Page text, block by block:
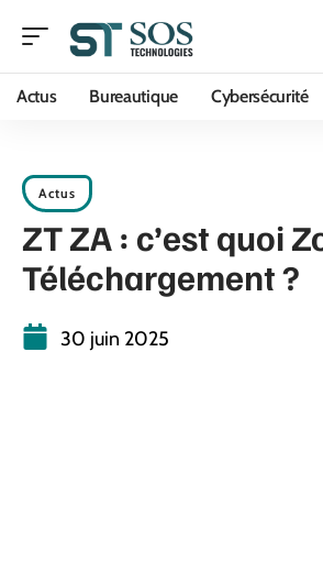
Actus Bureautique Cybersécurité
Actus
ZT ZA : c’est quoi
Téléchargement ?
30 juin 2025